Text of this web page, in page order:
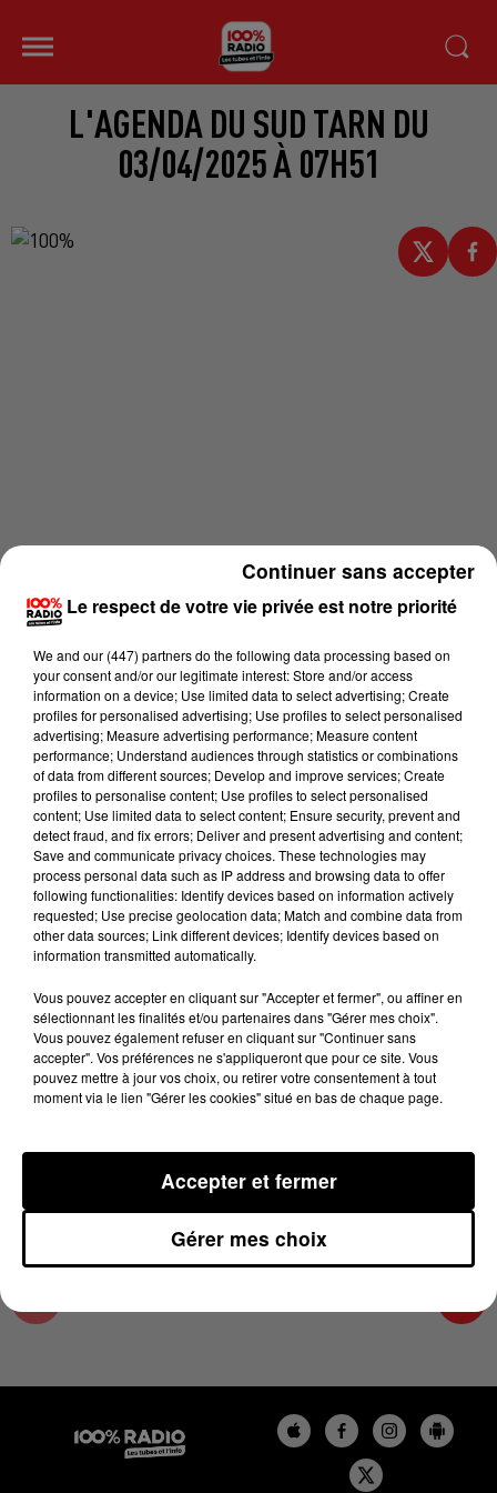
L'AGENDA DU SUD TARN DU
03/04/2025 À 07H51
Lecture (1 min 14 sec)
100%
100% Radio l'agenda du sud Tarn
3 avril 2025 - 1 min 14 sec
L'AGENDA DU SUD TARN DU 03/04/2025 À
07H51
L'AGENDA DU SUD TARN
Le respect de votre vie privée est notre priorité
We and our (447) partnersdo the following data processing based on
your consent and/or our legitimate interest: Store and/or access
information on a device; Use limited data to select advertising; Create
profiles for personalised advertising; Use profiles to select personalised
advertising; Measure advertising performance; Measure content
performance; Understand audiences through statistics or combinations
of data from different sources; Develop and improve services; Create
profiles to personalise content; Use profiles to select personalised
content; Use limited data to select content; Ensure security, prevent and
detect fraud, and fix errors; Deliver and present advertising and content;
Save and communicate privacy choices. These technologies may
process personal data such as IP address and browsing data to offer
following functionalities: Identify devices based on information actively
requested; Use precise geolocation data; Match and combine data from
other data sources; Link different devices; Identify devices based on
information transmitted automatically.
Vous pouvez accepter en cliquant sur "Accepter et fermer", ou affiner en
sélectionnant les finalités et/ou partenaires dans "Gérer mes choix".
Vous pouvez également refuser en cliquant sur "Continuer sans
accepter". Vos préférences ne s'appliqueront que pour ce site. Vous
pouvez mettre à jour vos choix, ou retirer votre consentement à tout
moment via le lien "Gérer les cookies" situé en bas de chaque page.
Gérer mes choix
Accepter et fermer
Continuer sans accepter